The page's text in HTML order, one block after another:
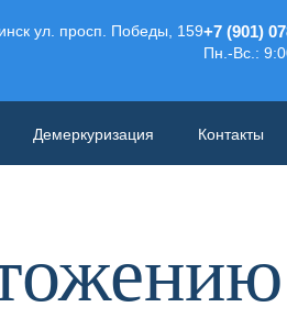
ул. просп. Победы, 159+7 (901)
Пн.-Вс.:
Демеркуризация Контакты